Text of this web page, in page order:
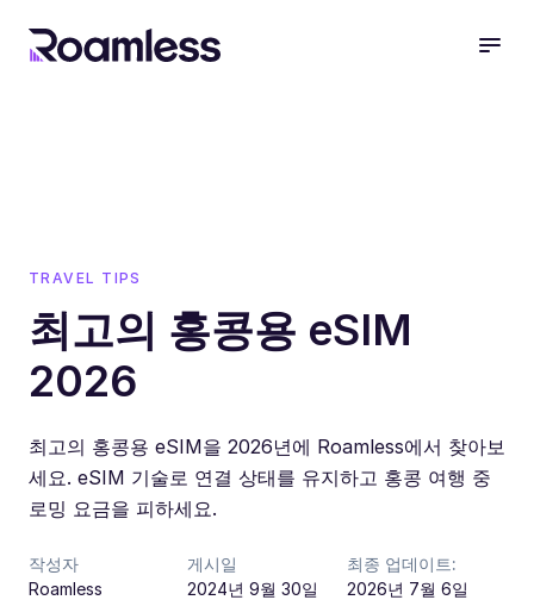
TRAVEL TIPS
최고의 홍콩용 eSIM
2026
최고의 홍콩용 eSIM을 2026년에 Roamless에서 찾아보
세요. eSIM 기술로 연결 상태를 유지하고 홍콩 여행 중
로밍 요금을 피하세요.
작성자
Roamless
게시일
2024년 9월 30일
최종 업데이트:
2026년 7월 6일